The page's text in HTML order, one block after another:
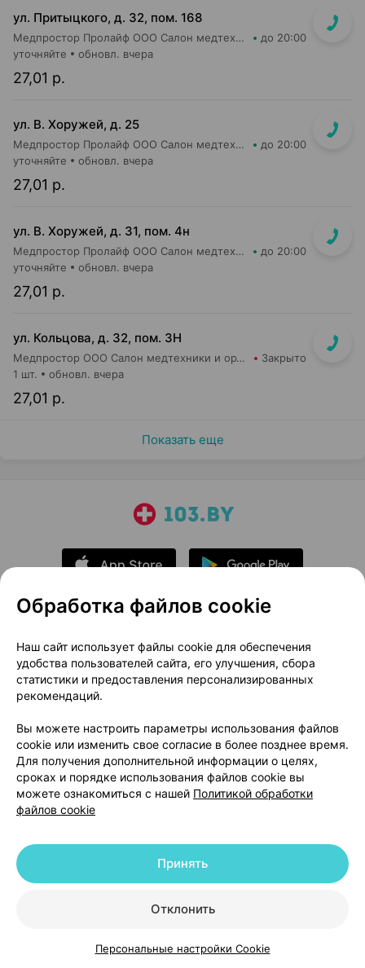
КаталогКорзинаИзбранноеПрофиль
ул. Притыцкого, д. 32, пом. 168
Медпростор Пролайф ООО Салон медтехники и ортопедии №52 до 20:00
27,01 р.
уточняйте обновл. вчера
ул. В. Хоружей, д. 25
Медпростор Пролайф ООО Салон медтехники и ортопедии №50 до 20:00
27,01 р.
уточняйте обновл. вчера
ул. В. Хоружей, д. 31, пом. 4н
Медпростор Пролайф ООО Салон медтехники и ортопедии №51 до 20:00
27,01 р.
уточняйте обновл. вчера
ул. Кольцова, д. 32, пом. 3Н
Медпростор ООО Салон медтехники и ортопедии №5 Закрыто
27,01 р.
1 шт. обновл. вчера
Показать еще
О проекте
Новости проекта
Размещение рекламы
Медицинский маркетинг
Публичный договор
Доставка
Способы оплаты
Вакансии
Партнеры
Написать руководителю 103.by
Написать в поддержку
Персональные настройки Cookie
© 2026 ООО «Артокс Лаб», УНП 191700409 | 220012, Республика Беларусь,
+375 291212755
Обработка файлов cookie
Наш сайт использует файлы cookie для обеспечения
удобства пользователей сайта, его улучшения, сбора
статистики и предоставления персонализированных
рекомендаций.
Вы можете настроить параметры использования файлов
cookie или изменить свое согласие в более позднее время.
Для получения дополнительной информации о целях,
сроках и порядке использования файлов cookie вы
можете ознакомиться с нашей Политикой обработки
файлов cookie
Отклонить
Принять
Персональные настройки Cookie